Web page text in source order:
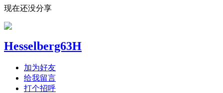
现在还没分享
Hesselberg63H
加为好友
给我留言
打个招呼